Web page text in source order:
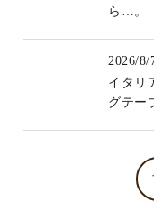
ら…。
2026/8/
イタリ
グテー